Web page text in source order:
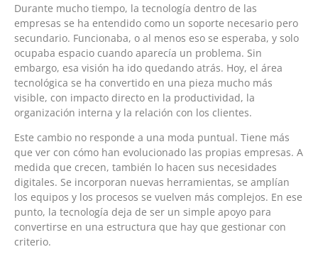
Durante mucho tiempo, la tecnología dentro de las
empresas se ha entendido como un soporte necesario pero
secundario. Funcionaba, o al menos eso se esperaba, y solo
ocupaba espacio cuando aparecía un problema. Sin
embargo, esa visión ha ido quedando atrás. Hoy, el área
tecnológica se ha convertido en una pieza mucho más
visible, con impacto directo en la productividad, la
organización interna y la relación con los clientes.
Este cambio no responde a una moda puntual. Tiene más
que ver con cómo han evolucionado las propias empresas. A
medida que crecen, también lo hacen sus necesidades
digitales. Se incorporan nuevas herramientas, se amplían
los equipos y los procesos se vuelven más complejos. En ese
punto, la tecnología deja de ser un simple apoyo para
convertirse en una estructura que hay que gestionar con
criterio.